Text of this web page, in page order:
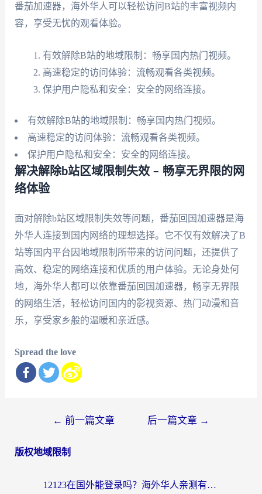
番茄加速器，海外华人可以轻松访问B站的丰富视频内
容，享受无忧的观看体验。
有效解除B站的地域限制：畅享国内热门视频。
高速稳定的访问体验：流畅观看各类视频。
保护用户隐私和安全：安全的网络连接。
有效解除B站的地域限制：畅享国内热门视频。
高速稳定的访问体验：流畅观看各类视频。
保护用户隐私和安全：安全的网络连接。
解决解除b站区域限制失效 – 畅享无界限的网
络体验
面对解除b站区域限制失效等问题，番茄回国加速器是海
外华人连接到国内网络的理想选择。它不仅有效解决了B
站等国内平台因地域限制所带来的访问问题，还提供了
高效、稳定的网络连接和优质的用户体验。无论身处何
地，海外华人都可以依靠番茄回国加速器，畅享无界限
的网络生活，轻松访问国内的影视资源、热门动漫和音
乐，享受家乡般的温暖和亲近感。
Spread the love
导
← 前一篇文章 后一篇文章 →
版权地域限制
12123在国外能登录吗？海外华人亲测有效的回国加速器选择指南